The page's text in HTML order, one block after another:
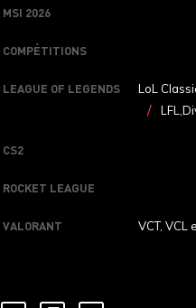
MSI 2026
COMPÉTITIONS
LEAGUE OF LEGENDS LoL
CS2
ROCKET LEAGUE
VALORANT VCT, VCL